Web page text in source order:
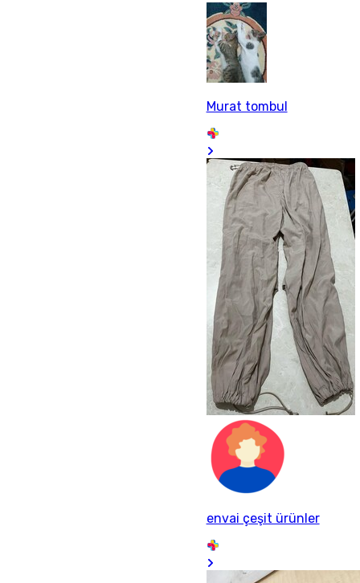
Murat tombul
envai çeşit ürünler